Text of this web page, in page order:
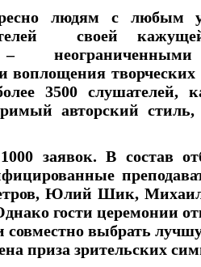
людям с любым
своей
–
воплощения
3500 слушателей,
авторский
заявок. В состав
Юлий Шик,
гости церемонии
выбрать
приза зрительских